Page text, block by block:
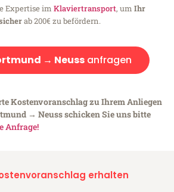
Expertise im Klaviertransport, um Ihr
ab 200€ zu befördern.
→ Neussanfragen
Kostenvoranschlag zu Ihrem Anliegen
→ Neuss schicken Sie uns bitte
Anfrage!
erhalten